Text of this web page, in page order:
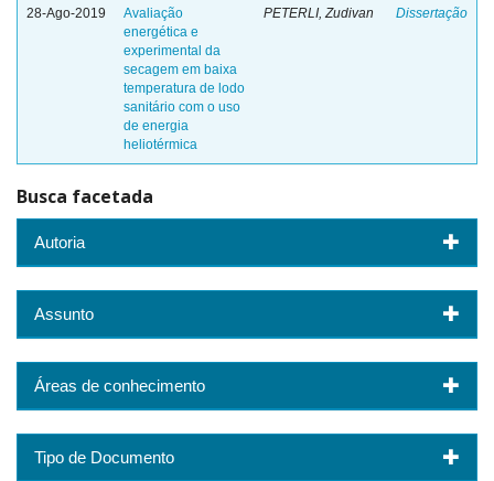
28-Ago-2019
Avaliação
energética e
experimental da
secagem em baixa
temperatura de lodo
sanitário com o uso
de energia
heliotérmica
PETERLI, Zudivan Dissertação
Busca facetada
Autoria
Assunto
Áreas de conhecimento
Tipo de Documento